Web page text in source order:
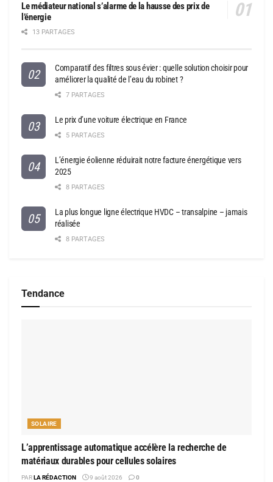
Le médiateur national s’alarme de la hausse des prix de
l’énergie
13 PARTAGES
Comparatif des filtres sous évier : quelle solution choisir pour
améliorer la qualité de l’eau du robinet ?
7 PARTAGES
Le prix d’une voiture électrique en France
5 PARTAGES
L’énergie éolienne réduirait notre facture énergétique vers
2025
8 PARTAGES
La plus longue ligne électrique HVDC – transalpine – jamais
réalisée
8 PARTAGES
Tendance
SOLAIRE
L’apprentissage automatique accélère la recherche de
matériaux durables pour cellules solaires
PARLA RÉDACTION 9 août 2026 0